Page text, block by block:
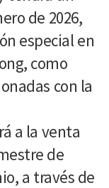
de 2026,
especial en
como
con la
a la venta
de
a través de